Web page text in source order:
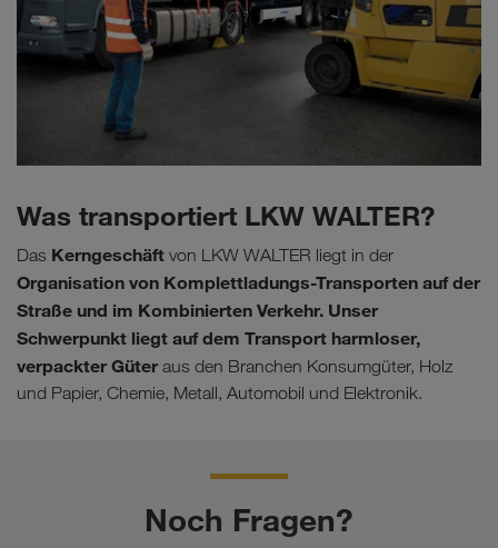
Was transportiert LKW WALTER?
Das Kerngeschäft von LKW WALTER liegt in der
Organisation von Komplettladungs-Transporten auf der
Straße und im Kombinierten Verkehr. Unser
Schwerpunkt liegt auf dem Transport harmloser,
verpackter Güter aus den Branchen Konsumgüter, Holz
und Papier, Chemie, Metall, Automobil und Elektronik.
Noch Fragen?